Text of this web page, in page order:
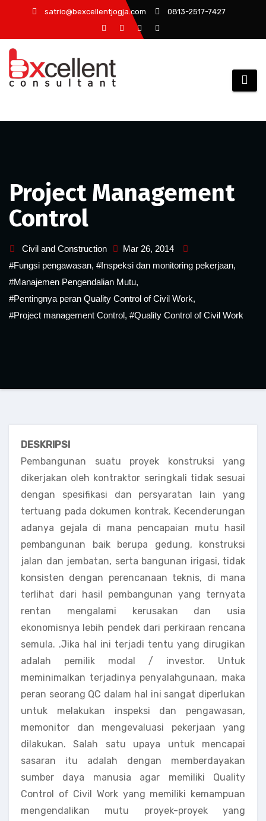
content
satrio@bexcellentjogja.com 0813-2517-7427
Project Management
Control
Civil and Construction
Mar 26, 2014
#Fungsi pengawasan, #Inspeksi dan monitoring pekerjaan,
#Manajemen Pengendalian Mutu,
#Pentingnya peran Quality Control of Civil Work,
#Project management Control, #Quality Control of Civil Work
DESKRIPSI
Pembangunan suatu proyek konstruksi yang
dikerjakan oleh kontraktor seringkali tidak sesuai
dengan spesifikasi dan persyaratan lain yang
tertuang pada dokumen kontrak. Kecenderungan
adanya gejala di mana pencapaian mutu hasil
pembangunan baik berupa gedung, konstruksi
jalan dan jembatan, serta bangunan irigasi, tidak
konsisten dengan perencanaan teknis, di mana
terlihat dari hasil pembangunan yang ternyata
rentan mengalami kerusakan dan usia
ekonomisnya lebih pendek dari perkiraan rencana
semula. .Jika hal ini terjadi tentu yang dirugikan
adalah pemilik modal / investor. Untuk
meminimalkan terjadinya penyalahgunaan, maka
peran seorang QC dalam hal ini sangat diperlukan
untuk melakukan inspeksi dan pengawasan,
memonitor dan mengevaluasi pekerjaan yang
dilakukan. Salah satu upaya untuk mencapai
sasaran itu adalah dengan memberdayakan
sumber daya manusia agar memiliki Quality
Control of Civil Work yang memiliki kemampuan
mengendalikan mutu proyek-proyek yang